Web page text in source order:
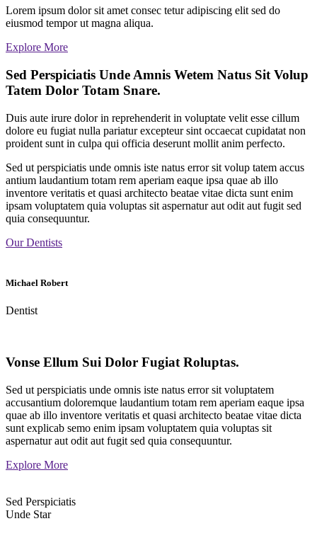
Lorem ipsum dolor sit amet consec tetur adipiscing elit sed do
eiusmod tempor ut magna aliqua.
Explore More
Sed Perspiciatis Unde Amnis Wetem Natus Sit Volup
Tatem Dolor Totam Snare.
Duis aute irure dolor in reprehenderit in voluptate velit esse cillum
dolore eu fugiat nulla pariatur excepteur sint occaecat cupidatat non
proident sunt in culpa qui officia deserunt mollit anim perfecto.
Sed ut perspiciatis unde omnis iste natus error sit volup tatem accus
antium laudantium totam rem aperiam eaque ipsa quae ab illo
inventore veritatis et quasi architecto beatae vitae dicta sunt enim
ipsam voluptatem quia voluptas sit aspernatur aut odit aut fugit sed
quia consequuntur.
Our Dentists
Michael Robert
Dentist
Vonse Ellum Sui Dolor Fugiat Roluptas.
Sed ut perspiciatis unde omnis iste natus error sit voluptatem
accusantium doloremque laudantium totam rem aperiam eaque ipsa
quae ab illo inventore veritatis et quasi architecto beatae vitae dicta
sunt explicab semo enim ipsam voluptatem quia voluptas sit
aspernatur aut odit aut fugit sed quia consequuntur.
Explore More
Sed Perspiciatis
Unde Star